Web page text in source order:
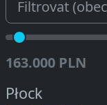
163.000 PLN
Płock